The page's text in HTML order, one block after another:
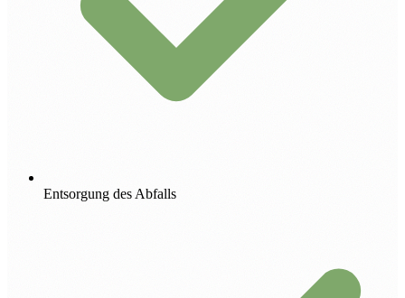
Entsorgung des Abfalls